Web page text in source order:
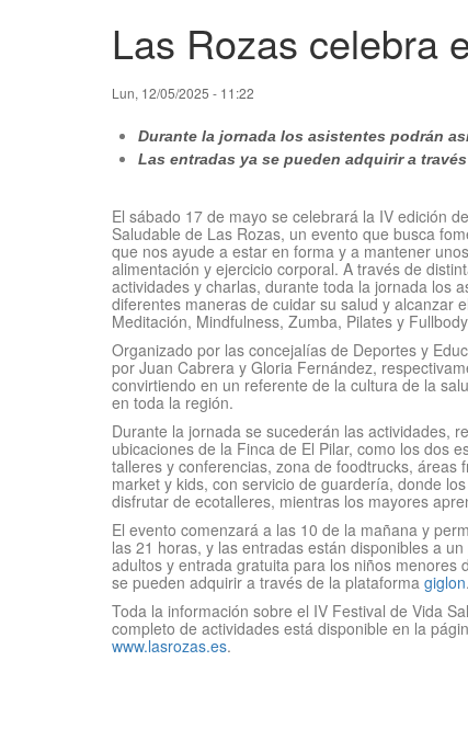
Las Rozas celebra
Lun, 12/05/2025 - 11:22
Durante la jornada los asistentes podrán
Las entradas ya se pueden adquirir a
El sábado 17 de mayo se celebrará la IV edición
Saludable de Las Rozas, un evento que busca
que nos ayude a estar en forma y a mantener
alimentación y ejercicio corporal. A través de
actividades y charlas, durante toda la jornada los
diferentes maneras de cuidar su salud y alcanzar
Meditación, Mindfulness, Zumba, Pilates y
Organizado por las concejalías de Deportes y
por Juan Cabrera y Gloria Fernández,
convirtiendo en un referente de la cultura de la
en toda la región.
Durante la jornada se sucederán las actividades,
ubicaciones de la Finca de El Pilar, como los dos
talleres y conferencias, zona de foodtrucks, áreas
market y kids, con servicio de guardería, donde
disfrutar de ecotalleres, mientras los mayores
El evento comenzará a las 10 de la mañana y
las 21 horas, y las entradas están disponibles a
adultos y entrada gratuita para los niños menores
se pueden adquirir a través de la plataforma giglon.
Toda la información sobre el IV Festival de Vida
completo de actividades está disponible en la
www.lasrozas.es.